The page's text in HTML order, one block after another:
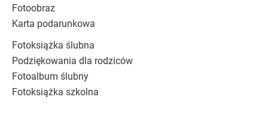
Fotoobraz
Karta podarunkowa
Fotoksiążka ślubna
Podziękowania dla rodziców
Fotoalbum ślubny
Fotoksiążka szkolna